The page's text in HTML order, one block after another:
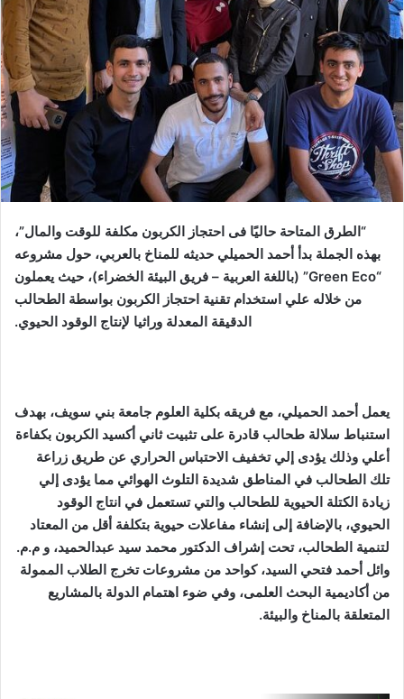
إ
ل
ك
ت
ر
و
ن
ا
“الطرق المتاحة حاليًا فى احتجاز الكربون مكلفة للوقت والمال”،
بهذه الجملة بدأ أحمد الحميلي حديثه للمناخ بالعربي، حول مشروعه
“Green Eco” (باللغة العربية – فريق البيئة الخضراء)، حيث يعملون
من خلاله علي استخدام تقنية احتجاز الكربون بواسطة الطحالب
الدقيقة المعدلة وراثيا لإنتاج الوقود الحيوي.
يعمل أحمد الحميلي، مع فريقه بكلية العلوم جامعة بني سويف، بهدف
استنباط سلالة طحالب قادرة على تثبيت ثاني أكسيد الكربون بكفاءة
أعلي وذلك يؤدى إلي تخفيف الاحتباس الحراري عن طريق زراعة
تلك الطحالب في المناطق شديدة التلوث الهوائي مما يؤدى إلي
زيادة الكتلة الحيوية للطحالب والتي تستعمل في انتاج الوقود
الحيوي، بالإضافة إلى إنشاء مفاعلات حيوية بتكلفة أقل من المعتاد
لتنمية الطحالب، تحت إشراف الدكتور محمد سيد عبدالحميد، و م.م.
وائل أحمد فتحي السيد، كواحد من مشروعات تخرج الطلاب الممولة
من أكاديمية البحث العلمى، وفي ضوء اهتمام الدولة بالمشاريع
المتعلقة بالمناخ والبيئة.